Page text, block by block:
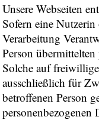
Unsere Webseiten
Sofern eine
Verarbeitung
Person übermittelten
Solche auf
ausschließlich für
betroffenen Person
personenbezogenen